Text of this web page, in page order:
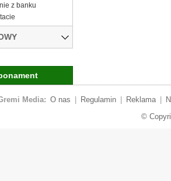
z banku
Media: O nas Regulamin Reklama
©